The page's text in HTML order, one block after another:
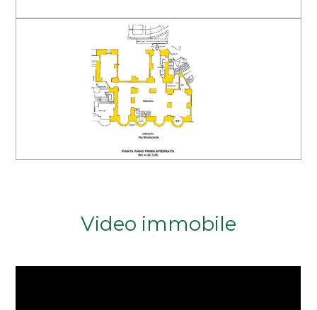
Video immobile
Arredato
Nuova costruzione